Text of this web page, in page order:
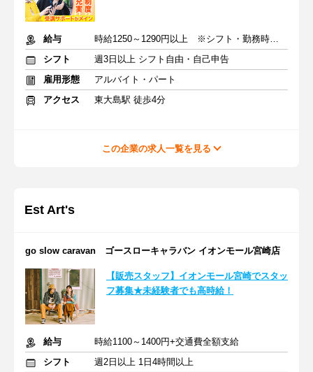
給与
時給1250～1290円以上 ※シフト・勤務時間数による
シフト
週3日以上 シフト自由・自己申告
雇用形態
アルバイト・パート
アクセス
東大島駅 徒歩4分
この企業の求人一覧を見る
Est Art's
go slow caravan ゴースローキャラバン イオンモール宮崎店
【販売スタッフ】イオンモール宮崎でスタッ
フ募集★未経験者でも高時給！
給与
時給1100～1400円+交通費全額支給
シフト
週2日以上 1日4時間以上